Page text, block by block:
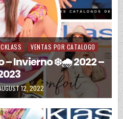
CKLASS VENTAS POR CATALOGO
– Invierno ❄️🌧️ 2022 –
DATE:
12, 2022